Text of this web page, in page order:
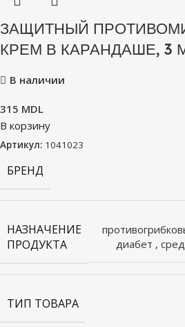
ЗАЩИТНЫЙ
КРЕМ В КАРАНДАШЕ, 3
В наличии
315 MDL
В корзину
Артикул: 1041023
БРЕНД
НАЗНАЧЕНИЕ
ПРОДУКТА
диабет ,
ТИП ТОВАРА